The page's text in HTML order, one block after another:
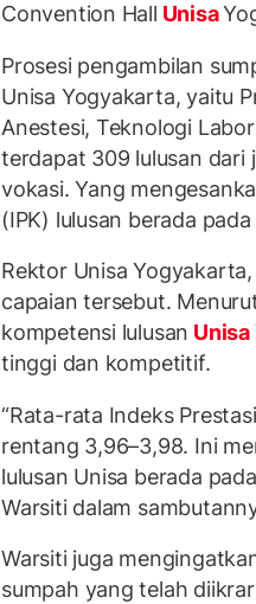
Convention Hall Unisa
Prosesi pengambilan
Unisa Yogyakarta, yaitu
Anestesi, Teknologi
terdapat 309 lulusan dari
vokasi. Yang
(IPK) lulusan berada
Rektor Unisa
capaian tersebut.
kompetensi lulusan Unisa
tinggi dan kompetitif.
“Rata-rata Indeks
rentang 3,96–3,98. Ini
lulusan Unisa berada
Warsiti dalam
Warsiti juga
sumpah yang telah